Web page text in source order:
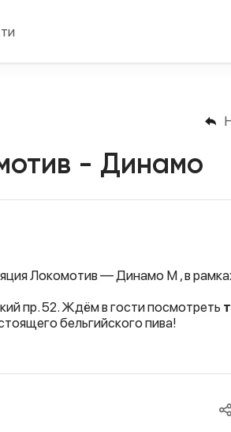
- Динамо
Локомотив — Динамо М , в
пр. 52. Ждём в гости посмотреть
бельгийского пива!